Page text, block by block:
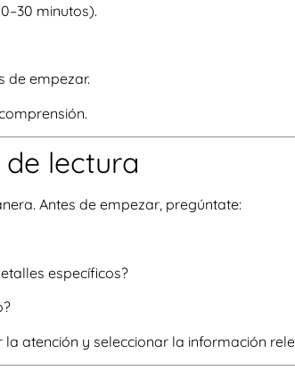
minutos).
de empezar.
lectura
Antes de empezar, pregúntate:
específicos?
atención y seleccionar la información